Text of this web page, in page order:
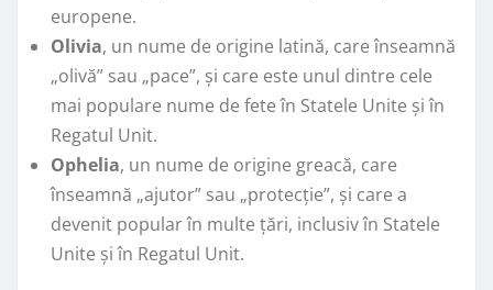
europene.
Olivia, un nume de origine latină, care înseamnă
„olivă” sau „pace”, și care este unul dintre cele
mai populare nume de fete în Statele Unite și în
Regatul Unit.
Ophelia, un nume de origine greacă, care
înseamnă „ajutor” sau „protecție”, și care a
devenit popular în multe țări, inclusiv în Statele
Unite și în Regatul Unit.